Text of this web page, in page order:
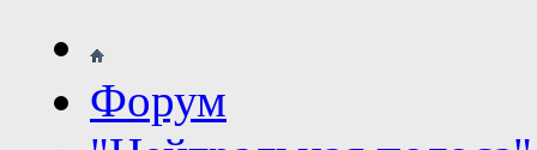
Форум